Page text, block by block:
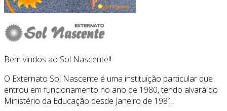
Bem vindos ao Sol Nascente!!
O Externato Sol Nascente é uma instituição particular que
entrou em funcionamento no ano de 1980, tendo alvará do
Ministério da Educação desde Janeiro de 1981.